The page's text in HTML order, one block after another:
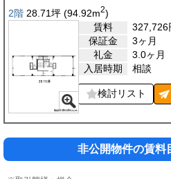
2階 28.71坪 (94.92m2)
賃料
327,726
保証金
3ヶ月
礼金
3.0ヶ月
入居時期
相談
検討リスト
非公開物件の賃料